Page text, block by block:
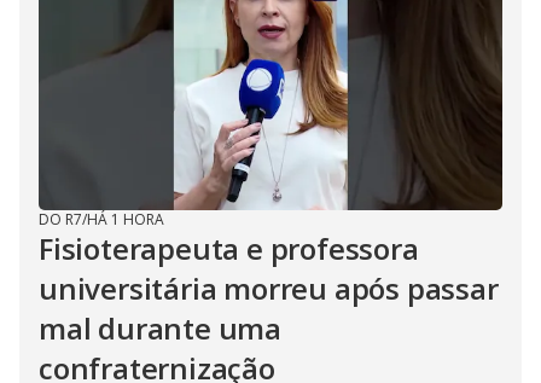
DO R7/HÁ 1 HORA
Fisioterapeuta e professora
universitária morreu após passar
mal durante uma
confraternização